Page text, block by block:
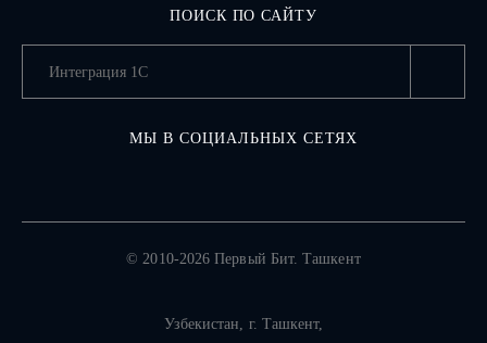
ПОИСК ПО САЙТУ
МЫ В СОЦИАЛЬНЫХ СЕТЯХ
© 2010-2026 Первый Бит. Ташкент
Узбекистан, г. Ташкент,